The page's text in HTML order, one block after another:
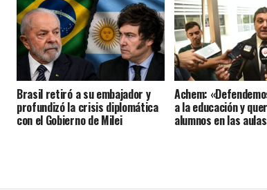
Brasil retiró a su embajador y
profundizó la crisis diplomática
con el Gobierno de Milei
Achem:
a la educación y
alumnos en las